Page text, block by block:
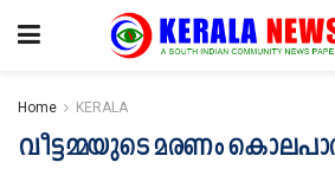
Home KERALA
വീട്ടമ്മയുടെ മരണം